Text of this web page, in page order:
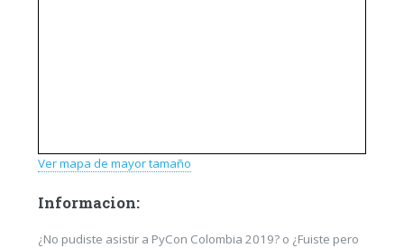
Ver mapa de mayor tamaño
Informacion:
¿No pudiste asistir a PyCon Colombia 2019? o ¿Fuiste pero